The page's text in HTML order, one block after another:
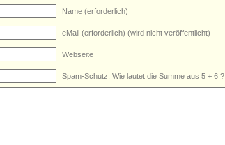
Name (erforderlich)
eMail (erforderlich) (wird nicht veröffentlicht)
Webseite
Spam-Schutz: Wie lautet die Summe aus 5 + 6 ?